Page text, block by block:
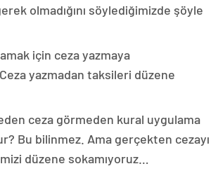
olmadığını söylediğimizde şöyle
için ceza yazmaya
yazmadan taksileri düzene
ceza görmeden kural uygulama
Bu bilinmez. Ama gerçekten cezayı
düzene sokamıyoruz…